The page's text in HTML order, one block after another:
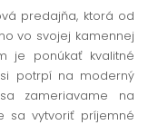
predajňa, ktorá od
vo svojej kamennej
je ponúkať kvalitné
potrpí na moderný
zameriavame na
sa vytvoriť príjemné